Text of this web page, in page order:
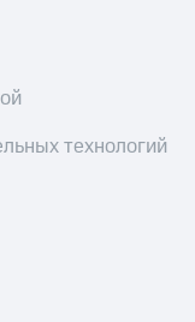
технологий